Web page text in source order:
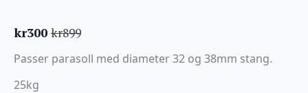
kr899
Opprinnelig
pris
var:
kr899.
kr300
Nåværende
pris
er:
kr300.
Passer parasoll med diameter 32 og 38mm stang.
25kg